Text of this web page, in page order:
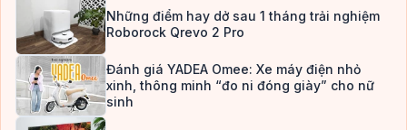
Những điểm hay dở sau 1 tháng trải nghiệm
Roborock Qrevo 2 Pro
Đánh giá YADEA Omee: Xe máy điện nhỏ
xinh, thông minh “đo ni đóng giày” cho nữ
sinh